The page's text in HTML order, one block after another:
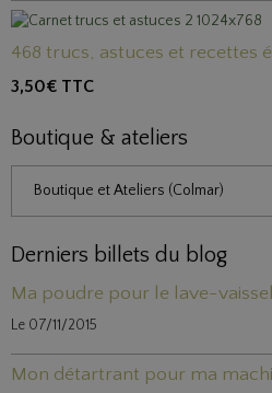
468 trucs, astuces et recettes
3,50€ TTC
Boutique & ateliers
Boutique et Ateliers (Colmar)
Derniers billets du blog
Ma poudre pour le lave-
Le 07/11/2015
Mon détartrant pour ma